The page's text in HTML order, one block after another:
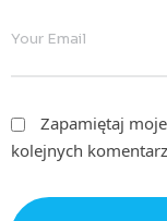
Zapamiętaj
kolejnych